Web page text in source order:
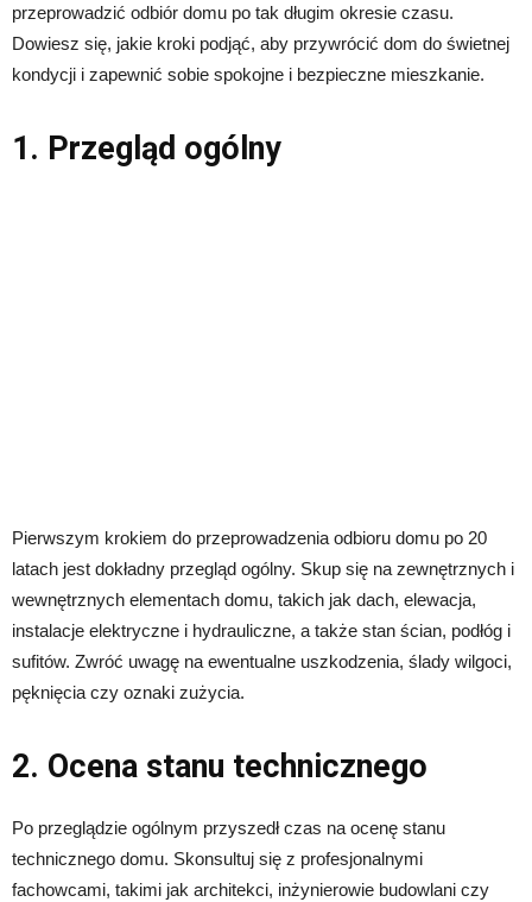
przeprowadzić odbiór domu po tak długim okresie czasu.
Dowiesz się, jakie kroki podjąć, aby przywrócić dom do świetnej
kondycji i zapewnić sobie spokojne i bezpieczne mieszkanie.
1. Przegląd ogólny
Pierwszym krokiem do przeprowadzenia odbioru domu po 20
latach jest dokładny przegląd ogólny. Skup się na zewnętrznych i
wewnętrznych elementach domu, takich jak dach, elewacja,
instalacje elektryczne i hydrauliczne, a także stan ścian, podłóg i
sufitów. Zwróć uwagę na ewentualne uszkodzenia, ślady wilgoci,
pęknięcia czy oznaki zużycia.
2. Ocena stanu technicznego
Po przeglądzie ogólnym przyszedł czas na ocenę stanu
technicznego domu. Skonsultuj się z profesjonalnymi
fachowcami, takimi jak architekci, inżynierowie budowlani czy